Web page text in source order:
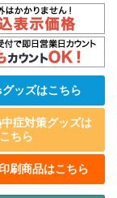
ッズはこちら
症対策グッズは
こちら
刷商品はこちら